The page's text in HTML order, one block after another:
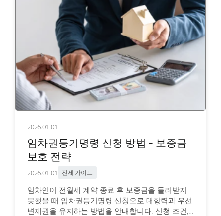
2026.01.01
임차권등기명령 신청 방법 - 보증금
보호 전략
2026.01.01 전세 가이드
임차인이 전월세 계약 종료 후 보증금을 돌려받지
못했을 때 임차권등기명령 신청으로 대항력과 우선
변제권을 유지하는 방법을 안내합니다. 신청 조건,